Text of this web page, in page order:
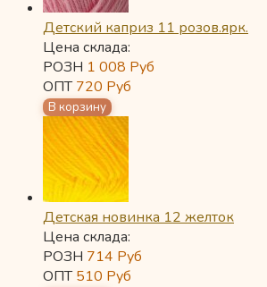
Детский каприз 11 розов.ярк.
Цена склада:
РОЗН 1 008 Руб
ОПТ720 Руб
Детская новинка 12 желток
Цена склада:
РОЗН 714 Руб
ОПТ510 Руб